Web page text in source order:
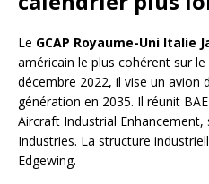
Le GCAP Royaume-Uni Italie
américain le plus cohérent sur
décembre 2022, il vise un avion
génération en 2035. Il réunit
Aircraft Industrial
Industries. La structure
Edgewing.